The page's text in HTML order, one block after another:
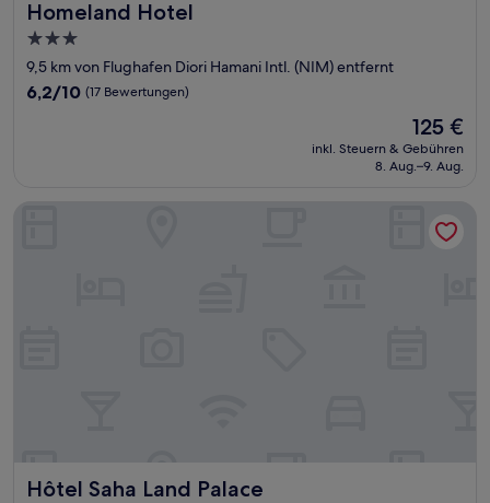
Homeland Hotel
Homeland Hotel
3.0-
Sterne-
Unterkunft
9,5 km von Flughafen Diori Hamani Intl. (NIM) entfernt
6.2
6,2/10 (17 Bewertungen)
Der
Preis
beträgt
125 €
inkl. Steuern & Gebühren
8. Aug.–9. Aug.
Hôtel Saha Land Palace
Hôtel Saha Land Palace